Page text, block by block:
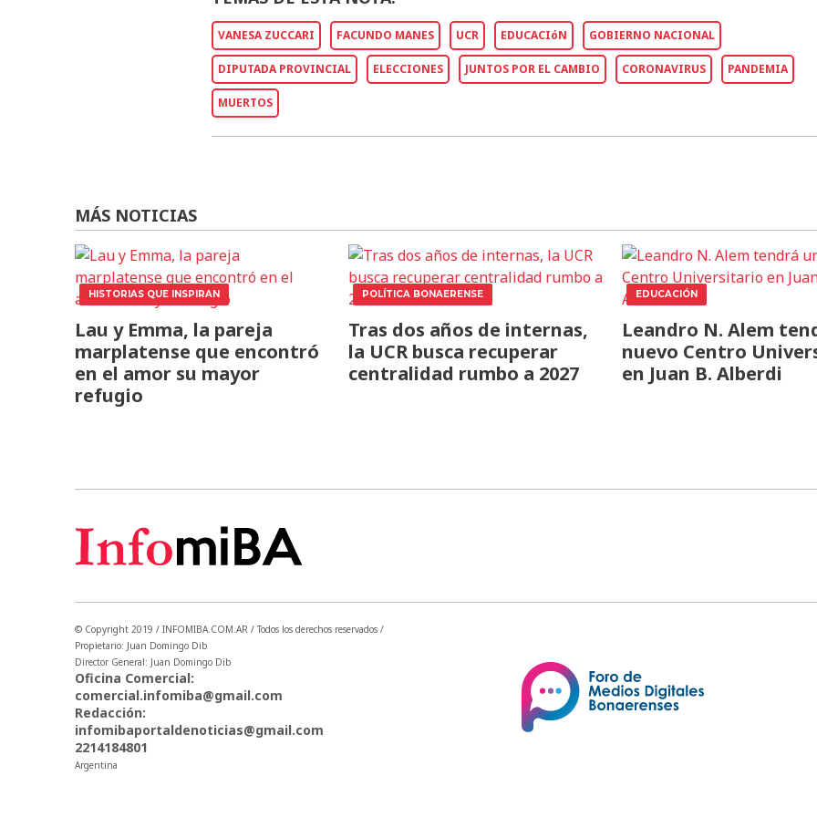
VANESA ZUCCARI FACUNDO MANES UCR EDUCACIóN GOBIERNO NACIONAL
DIPUTADA PROVINCIAL ELECCIONES JUNTOS POR EL CAMBIO CORONAVIRUS PANDEMIA
MUERTOS
MÁS NOTICIAS
HISTORIAS QUE INSPIRAN
Lau y Emma, la pareja
marplatense que encontró
en el amor su mayor
refugio
POLÍTICA BONAERENSE
Tras dos años de internas,
la UCR busca recuperar
centralidad rumbo a 2027
EDUCACIÓN
Leandro N. Alem
nuevo Centro
en Juan B. Alberdi
© Copyright 2019 / INFOMIBA.COM.AR / Todos los derechos reservados /
Propietario: Juan Domingo Dib
Director General: Juan Domingo Dib
Oficina Comercial:
comercial.infomiba@gmail.com
Redacción:
infomibaportaldenoticias@gmail.com
2214184801
Argentina